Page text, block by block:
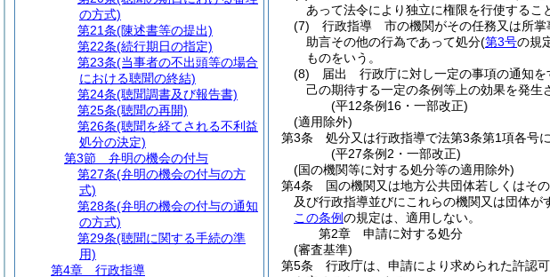
あって法令により独立に権限を行使するこ
(7)
行政指導 市の機関がその任務又は所掌
助言その他の行為であって処分(第3号の規
ものをいう。
(8)
届出 行政庁に対し一定の事項の通知を
己の期待する一定の条例等上の効果を発
(平12条例16・一部改正)
(適用除外)
第3条
処分又は行政指導で法第3条第1項各号
(平27条例2・一部改正)
(国の機関等に対する処分等の適用除外)
第4条
国の機関又は地方公共団体若しくはそ
及び行政指導並びにこれらの機関又は団体が
この条例の規定は、適用しない。
第2章
申請に対する処分
(審査基準)
第5条
行政庁は、申請により求められた許認
の方式)
第21条(陳述書等の提出)
第22条(続行期日の指定)
第23条(当事者の不出頭等の場合
における聴聞の終結)
第24条(聴聞調書及び報告書)
第25条(聴聞の再開)
第26条(聴聞を経てされる不利益
処分の決定)
第3節
弁明の機会の付与
第27条(弁明の機会の付与の方
式)
第28条(弁明の機会の付与の通知
の方式)
第29条(聴聞に関する手続の準
用)
第4章
行政指導